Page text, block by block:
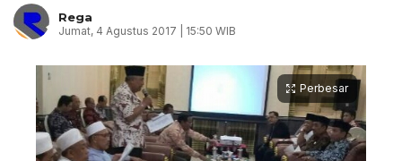
Rega
Jumat, 4 Agustus 2017 | 15:50 WIB
Perbesar